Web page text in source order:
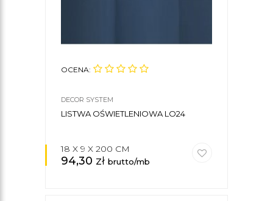
OCENA:
DECOR SYSTEM
LISTWA OŚWIETLENIOWA LO24
18 X 9 X 200 CM
94,30 zł brutto/mb